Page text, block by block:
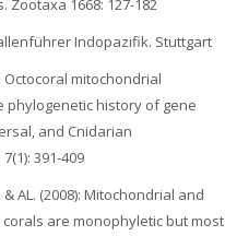
1668: 127-182
Indopazifik. Stuttgart
Octocoral mitochondrial
phylogenetic history of gene
and Cnidarian
391-409
& AL. (2008): Mitochondrial and
are monophyletic but most